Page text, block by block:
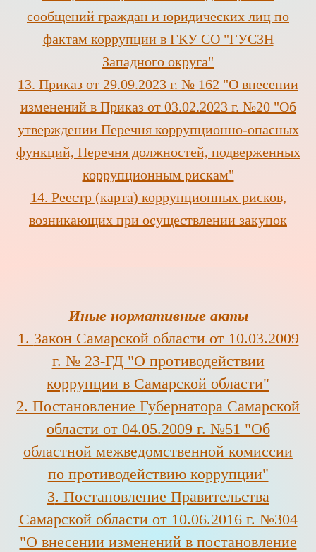
сообщений граждан и юридических лиц по
фактам коррупции в ГКУ СО "ГУСЗН
Западного округа"
13. Приказ от 29.09.2023 г. № 162 "О внесении
изменений в Приказ от 03.02.2023 г. №20 "Об
утверждении Перечня коррупционно-опасных
функций, Перечня должностей, подверженных
коррупционным рискам"
14. Реестр (карта) коррупционных рисков,
возникающих при осуществлении закупок
Иные нормативные акты
1. Закон Самарской области от 10.03.2009
г. № 23-ГД "О противодействии
коррупции в Самарской области"
2. Постановление Губернатора Самарской
области от 04.05.2009 г. №51 "Об
областной межведомственной комиссии
по противодействию коррупции"
3. Постановление Правительства
Самарской области от 10.06.2016 г. №304
"О внесении изменений в постановление